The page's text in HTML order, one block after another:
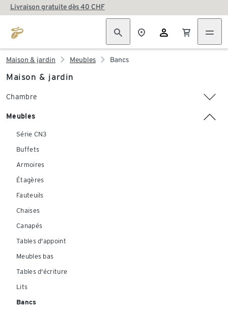
Livraison gratuite dès 40 CHF
Maison & jardin Meubles Bancs
Maison & jardin
Chambre
Meubles
Série CN3
Buffets
Armoires
Étagères
Fauteuils
Chaises
Canapés
Tables d'appoint
Meubles bas
Tables d'écriture
Lits
Bancs